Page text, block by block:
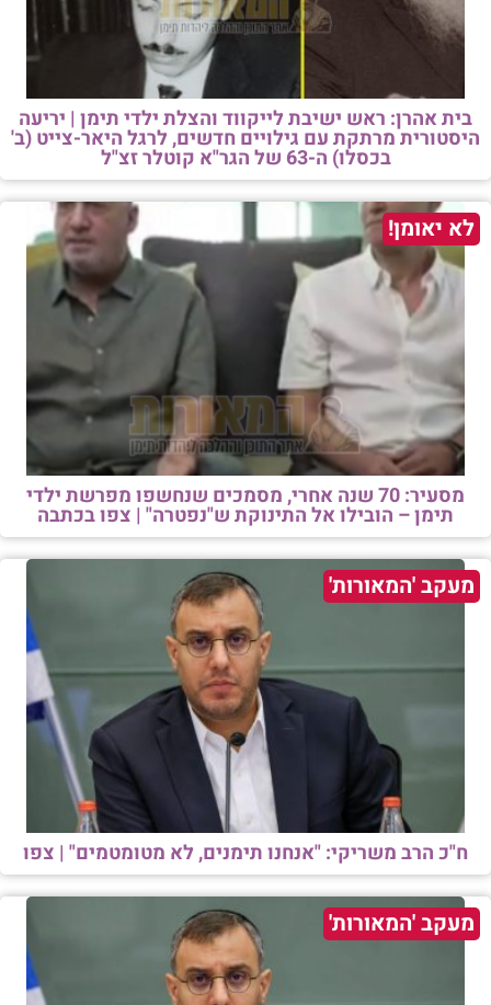
בית אהרן: ראש ישיבת לייקווד והצלת ילדי תימן | יריעה
היסטורית מרתקת עם גילויים חדשים, לרגל היאר-צייט (ב'
בכסלו) ה-63 של הגר"א קוטלר זצ"ל
לא יאומן!
מסעיר: 70 שנה אחרי, מסמכים שנחשפו מפרשת ילדי
תימן – הובילו אל התינוקת ש"נפטרה" | צפו בכתבה
מעקב 'המאורות'
ח"כ הרב משריקי: "אנחנו תימנים, לא מטומטמים" | צפו
מעקב 'המאורות'